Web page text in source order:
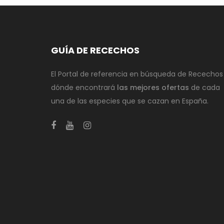
GUÍA DE RECECHOS
El Portal de referencia en búsqueda de Recechos
dónde encontrará las mejores ofertas de cada
una de las especies que se cazan en España.